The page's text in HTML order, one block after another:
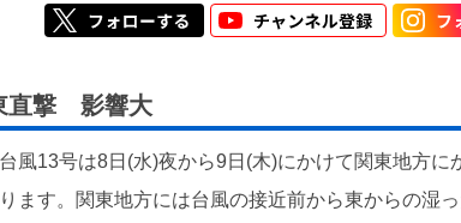
直撃 影響大
風13号は8日(水)夜から9日(木)にかけて関東地方
ます。関東地方には台風の接近前から東からの湿